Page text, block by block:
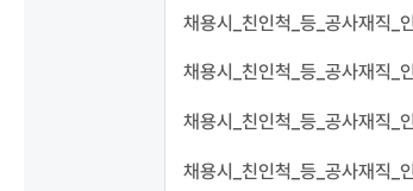
채용시_친인척_등_공사재직
채용시_친인척_등_공사재직
채용시_친인척_등_공사재직
채용시_친인척_등_공사재직_